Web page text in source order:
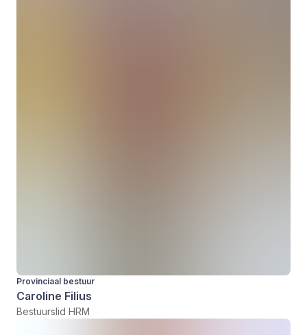
Provinciaal bestuur
Caroline Filius
Bestuurslid HRM